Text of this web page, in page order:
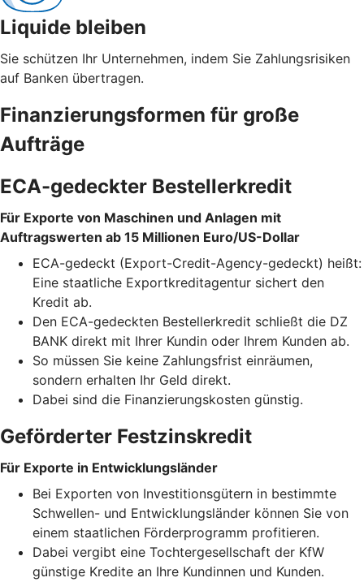
Liquide bleiben
Sie schützen Ihr Unternehmen, indem Sie Zahlungsrisiken
auf Banken übertragen.
Finanzierungsformen für große
Aufträge
ECA-gedeckter Bestellerkredit
Für Exporte von Maschinen und Anlagen mit
Auftragswerten ab 15 Millionen Euro/US-Dollar
ECA-gedeckt (Export-Credit-Agency-gedeckt) heißt:
Eine staatliche Exportkreditagentur sichert den
Kredit ab.
Den ECA-gedeckten Bestellerkredit schließt die DZ
BANK direkt mit Ihrer Kundin oder Ihrem Kunden ab.
So müssen Sie keine Zahlungsfrist einräumen,
sondern erhalten Ihr Geld direkt.
Dabei sind die Finanzierungskosten günstig.
Geförderter Festzinskredit
Für Exporte in Entwicklungsländer
Bei Exporten von Investitionsgütern in bestimmte
Schwellen- und Entwicklungsländer können Sie von
einem staatlichen Förderprogramm profitieren.
Dabei vergibt eine Tochtergesellschaft der KfW
günstige Kredite an Ihre Kundinnen und Kunden.